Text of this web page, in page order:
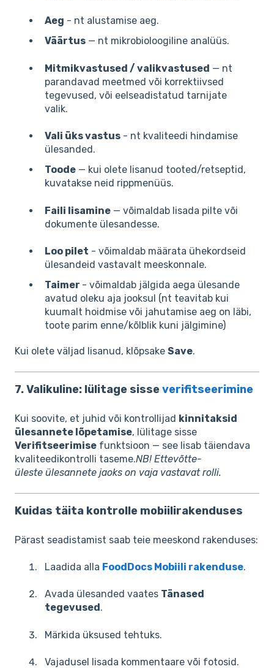
Aeg - nt alustamise aeg.
Väärtus — nt mikrobioloogiline analüüs.
Mitmikvastused / valikvastused — nt
parandavad meetmed või korrektiivsed
tegevused, või eelseadistatud tarnijate
valik.
Vali üks vastus - nt kvaliteedi hindamise
ülesanded.
Toode — kui olete lisanud tooted/retseptid,
kuvatakse neid rippmenüüs.
Faili lisamine — võimaldab lisada pilte või
dokumente ülesandesse.
Loo pilet - võimaldab määrata ühekordseid
ülesandeid vastavalt meeskonnale.
Taimer - võimaldab jälgida aega ülesande
avatud oleku aja jooksul (nt teavitab kui
kuumalt hoidmise või jahutamise aeg on läbi,
toote parim enne/kõlblik kuni jälgimine)
Kui olete väljad lisanud, klõpsake Save.
7. Valikuline: lülitage sisseverifitseerimine
Kui soovite, et juhid või kontrollijad kinnitaksid
ülesannete lõpetamise, lülitage sisse
Verifitseerimise funktsioon — see lisab täiendava
kvaliteedikontrolli taseme.NB! Ettevõtte-
üleste ülesannete jaoks on vaja vastavat rolli.
Kuidas täita kontrolle mobiilirakenduses
Pärast seadistamist saab teie meeskond rakenduses:
Laadida alla FoodDocs Mobiili rakenduse.
Avada ülesanded vaates Tänased
tegevused .
Märkida üksused tehtuks.
Vajadusel lisada kommentaare või fotosid.